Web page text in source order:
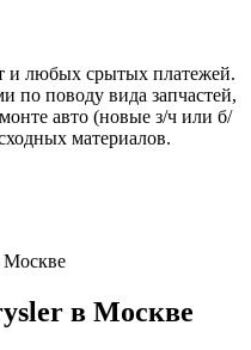
и любых срытых платежей.
по поводу вида запчастей,
авто (новые з/ч или б/
материалов.
Москве
в Москве